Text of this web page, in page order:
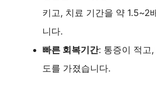
키고, 치료 기간을 약 1.5~2
니다.
빠른 회복기간: 통증이 적고
도를 가졌습니다.